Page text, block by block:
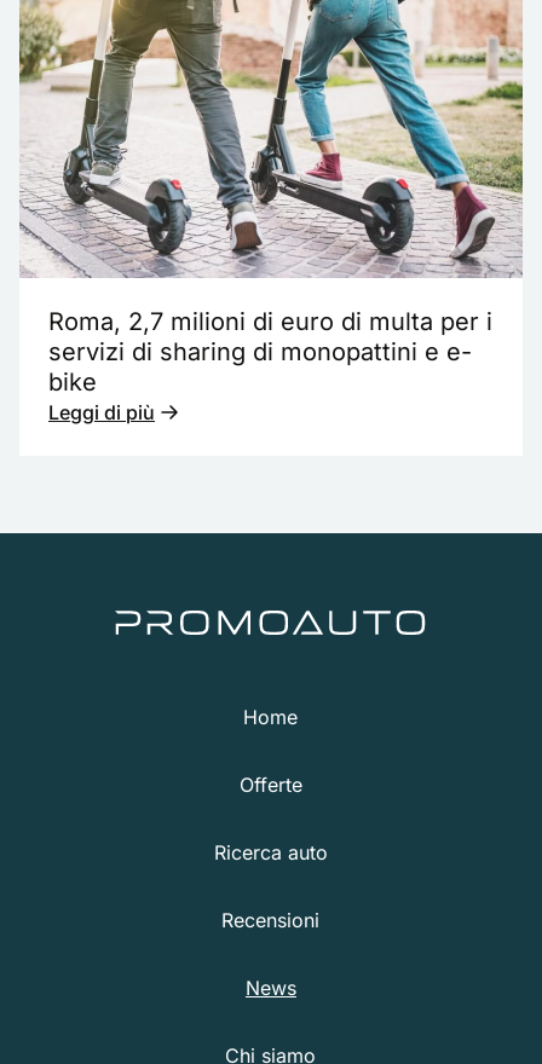
Roma, 2,7 milioni di euro di multa per i
servizi di sharing di monopattini e e-
bike
Leggi di più
Home
Offerte
Ricerca auto
Recensioni
News
Chi siamo